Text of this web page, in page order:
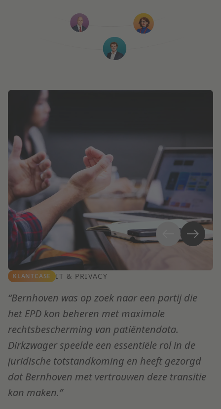
KLANTCASE IT & PRIVACY
“Bernhoven was op zoek naar een partij die
het EPD kon beheren met maximale
rechtsbescherming van patiëntendata.
Dirkzwager speelde een essentiële rol in de
juridische totstandkoming en heeft gezorgd
dat Bernhoven met vertrouwen deze transitie
kan maken.”